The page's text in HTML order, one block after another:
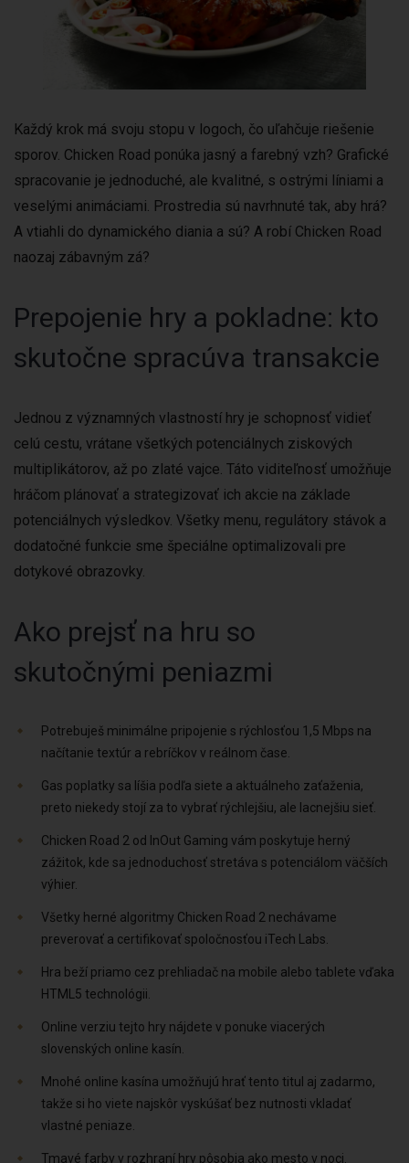
Každý krok má svoju stopu v logoch, čo uľahčuje riešenie
sporov. Chicken Road ponúka jasný a farebný vzh? Grafické
spracovanie je jednoduché, ale kvalitné, s ostrými líniami a
veselými animáciami. Prostredia sú navrhnuté tak, aby hrá?
A vtiahli do dynamického diania a sú? A robí Chicken Road
naozaj zábavným zá?
Prepojenie hry a pokladne: kto
skutočne spracúva transakcie
Jednou z významných vlastností hry je schopnosť vidieť
celú cestu, vrátane všetkých potenciálnych ziskových
multiplikátorov, až po zlaté vajce. Táto viditeľnosť umožňuje
hráčom plánovať a strategizovať ich akcie na základe
potenciálnych výsledkov. Všetky menu, regulátory stávok a
dodatočné funkcie sme špeciálne optimalizovali pre
dotykové obrazovky.
Ako prejsť na hru so
skutočnými peniazmi
Potrebuješ minimálne pripojenie s rýchlosťou 1,5 Mbps na
načítanie textúr a rebríčkov v reálnom čase.
Gas poplatky sa líšia podľa siete a aktuálneho zaťaženia,
preto niekedy stojí za to vybrať rýchlejšiu, ale lacnejšiu sieť.
Chicken Road 2 od InOut Gaming vám poskytuje herný
zážitok, kde sa jednoduchosť stretáva s potenciálom väčších
výhier.
Všetky herné algoritmy Chicken Road 2 nechávame
preverovať a certifikovať spoločnosťou iTech Labs.
Hra beží priamo cez prehliadač na mobile alebo tablete vďaka
HTML5 technológii.
Online verziu tejto hry nájdete v ponuke viacerých
slovenských online kasín.
Mnohé online kasína umožňujú hrať tento titul aj zadarmo,
takže si ho viete najskôr vyskúšať bez nutnosti vkladať
vlastné peniaze.
Tmavé farby v rozhraní hry pôsobia ako mesto v noci.